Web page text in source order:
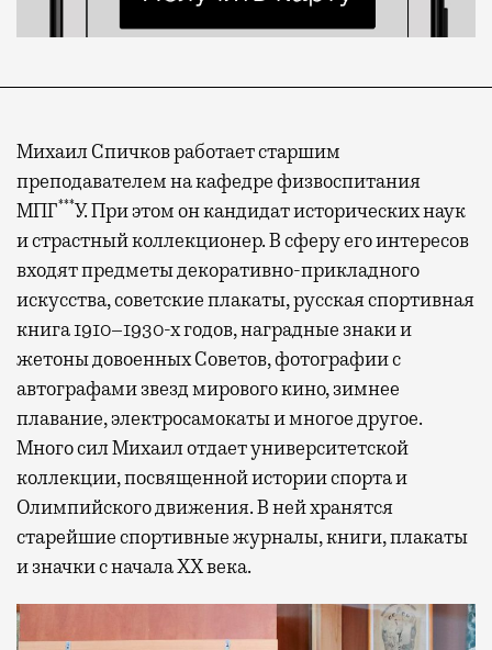
Михаил Спичков работает старшим
преподавателем на кафедре физвоспитания
МПГ***У. При этом он кандидат исторических наук
и страстный коллекционер. В сферу его интересов
входят предметы декоративно-прикладного
искусства, советские плакаты, русская спортивная
книга 1910–1930-х годов, наградные знаки и
жетоны довоенных Советов, фотографии с
автографами звезд мирового кино, зимнее
плавание, электросамокаты и многое другое.
Много сил Михаил отдает университетской
коллекции, посвященной истории спорта и
Олимпийского движения. В ней хранятся
старейшие спортивные журналы, книги, плакаты
и значки с начала XX века.